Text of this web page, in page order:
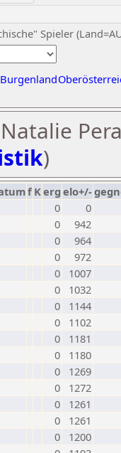
Spieler
Burgenland
)
f Kerg elo+/-
0
0
0
942
0
964
0
972
0
1007
0
1032
0
1144
0
1102
0
1181
0
1180
0
1269
0
1272
0
1261
0
1261
0
1200